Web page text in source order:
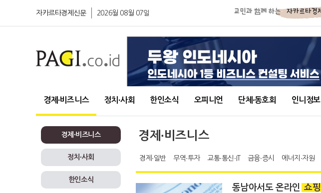
자카르타경제신문 2026월 08월 07일
경제∙비즈니스 정치∙사회 한인소식 오피니언 단체∙동호회 인니정보
경제∙비즈니스
정치∙사회
한인소식
경제∙비즈니스
경제∙일반 무역∙투자 교통∙통신∙IT 금융∙증시 에너지∙자원
동남아서도 온라인 쇼핑